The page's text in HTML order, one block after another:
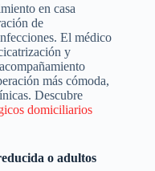
en casa
de
El médico
y
más cómoda,
Descubre
domiciliarios
o adultos